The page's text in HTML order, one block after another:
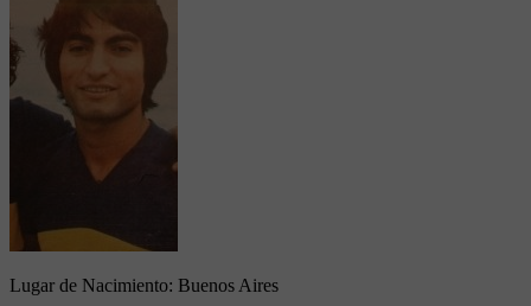
Lugar de Nacimiento: Buenos Aires